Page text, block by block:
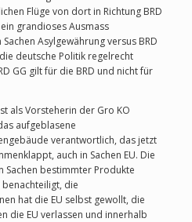
Flüge von dort in Richtung BRD
grandioses Ausmass
Asylgewährung versus BRD
deutsche Politik regelrecht
GG gilt für die BRD und nicht für
als Vorsteherin der Gro KO
aufgeblasene
verantwortlich, das jetzt
auch in Sachen EU. Die
Sachen bestimmter Produkte
die
hat die EU selbst gewollt, die
die EU verlassen und innerhalb